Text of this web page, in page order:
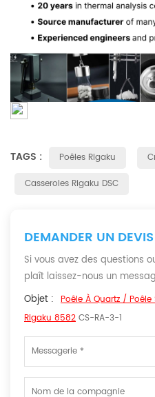
TAGS : Poêles Rigaku
Casseroles Rigaku DSC
DEMANDER UN
Si vous avez des questions
plaît laissez-nous un
Objet : Poêle À Quartz /
Rigaku 8582 CS-RA-3-1